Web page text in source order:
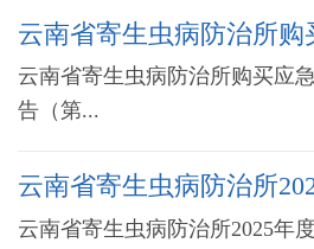
云南省寄生虫病防治所购
云南省寄生虫病防治所购买应
告（第...
云南省寄生虫病防治所
云南省寄生虫病防治所2025年